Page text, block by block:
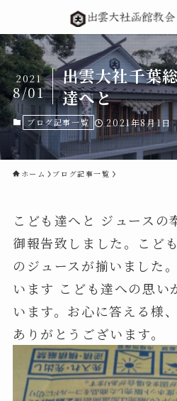
出雲大社千葉
達へと
2021
8/01
ブログ記事一覧 2021年8月1日
ホーム ブログ記事一覧
こども達へと ジュースの
御報告致しました。こど
のジュースが揃いました
います こども達への思い
います。お心に答える様
ありがとうございます。